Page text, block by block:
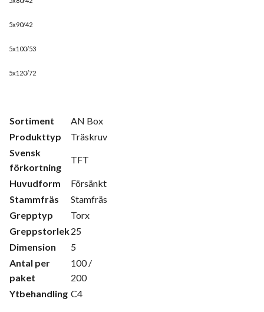
5x90/42
5x100/53
5x120/72
Sortiment
AN Box
Produkttyp
Träskruv
Svensk
förkortning
TFT
Huvudform
Försänkt
Stammfräs
Stamfräs
Grepptyp
Torx
Greppstorlek25
Dimension
5
Antal per
paket
100 /
200
Ytbehandling C4